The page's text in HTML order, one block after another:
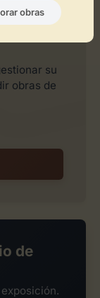
este
su
obras de
de
obras